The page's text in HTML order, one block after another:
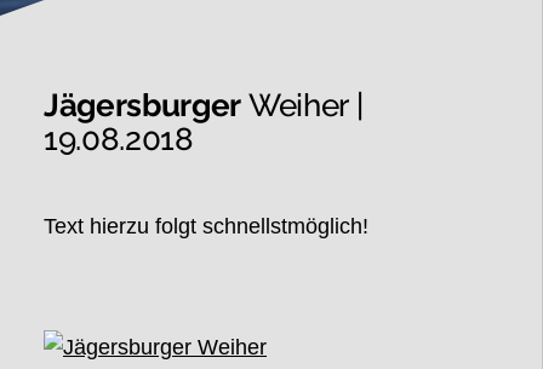
Jägersburger Weiher |
19.08.2018
Text hierzu folgt schnellstmöglich!